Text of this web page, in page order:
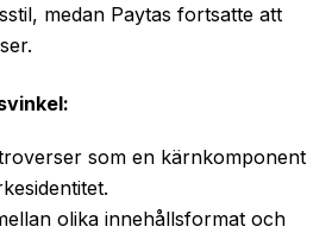
medan Paytas fortsatte att
som en kärnkomponent
olika innehållsformat och